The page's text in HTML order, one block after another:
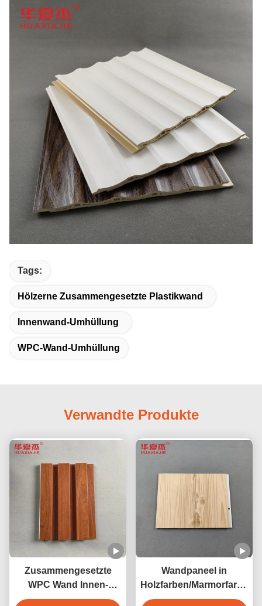
Tags:
Hölzerne Zusammengesetzte Plastikwand
Innenwand-Umhüllung
WPC-Wand-Umhüllung
Verwandte Produkte
Zusammengesetzte
WPC Wand Innen-
200mm x 16mm des
Wandpaneel in
Holzfarben/Marmorfarben
für Innen- und